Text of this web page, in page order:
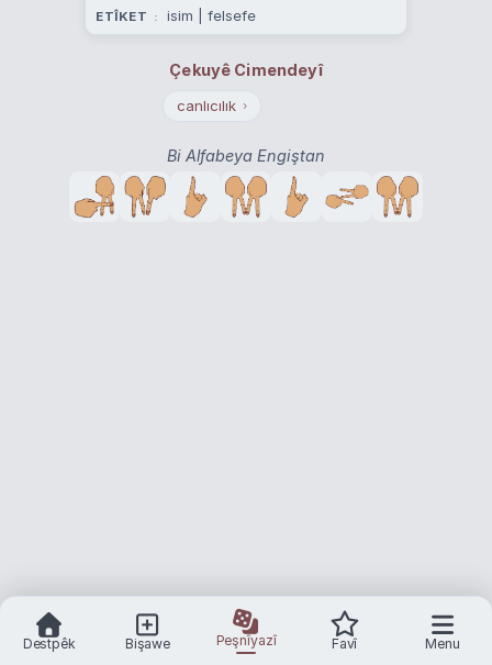
ETÎKET isim | felsefe
Çekuyê Cimendeyî
canlıcılık ›
Bi Alfabeya Engiştan
Destpêk Bişawe Peşnîyazî Favî Menu